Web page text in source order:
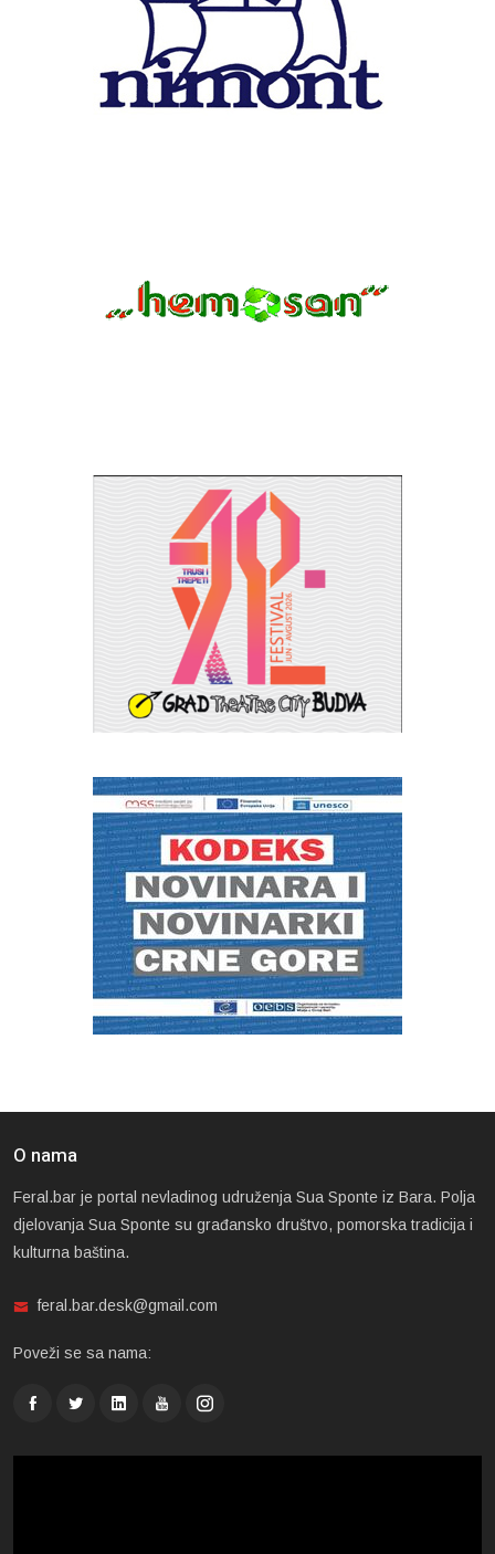
O nama
Feral.bar je portal nevladinog udruženja Sua Sponte iz Bara. Polja
djelovanja Sua Sponte su građansko društvo, pomorska tradicija i
kulturna baština.
feral.bar.desk@gmail.com
Poveži se sa nama: